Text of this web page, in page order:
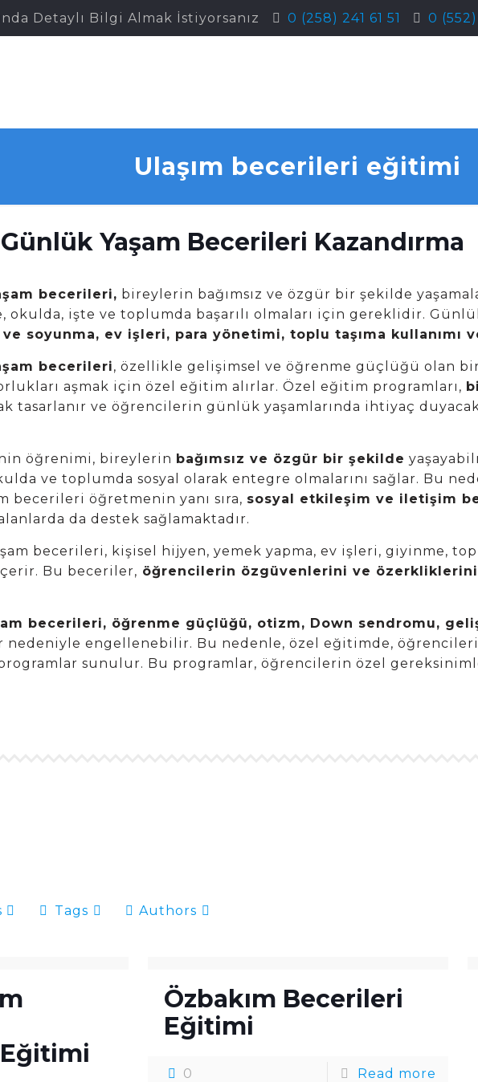
Detaylı Bilgi Almak İstiyorsanız 0 (258) 241 61 51 0
Ulaşım becerileri eğitimi
Yaşam Becerileri Kazandırma
becerileri, bireylerin bağımsız ve özgür bir şekilde
okulda, işte ve toplumda başarılı olmaları için gereklidir.
soyunma, ev işleri, para yönetimi, toplu taşıma kullanımı
becerileri, özellikle gelişimsel ve öğrenme güçlüğü olan
aşmak için özel eğitim alırlar. Özel eğitim programları,
tasarlanır ve öğrencilerin günlük yaşamlarında ihtiyaç
öğrenimi, bireylerin bağımsız ve özgür bir şekilde
ve toplumda sosyal olarak entegre olmalarını sağlar. Bu
becerileri öğretmenin yanı sıra, sosyal etkileşim ve iletişim
da destek sağlamaktadır.
becerileri, kişisel hijyen, yemek yapma, ev işleri, giyinme,
Bu beceriler, öğrencilerin özgüvenlerini ve özerkliklerini
becerileri, öğrenme güçlüğü, otizm, Down sendromu,
engellenebilir. Bu nedenle, özel eğitimde,
sunulur. Bu programlar, öğrencilerin özel
Tags Authors
Özbakım Becerileri
Eğitimi
0 Read more